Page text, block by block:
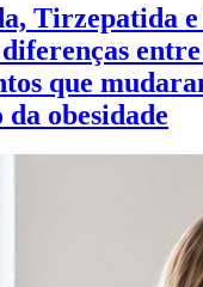
Tirzepatida
que
obesidade